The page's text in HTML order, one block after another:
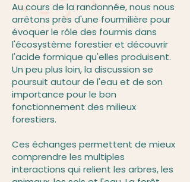
Au cours de la randonnée, nous nous
arrêtons près d'une fourmilière pour
évoquer le rôle des fourmis dans
l'écosystème forestier et découvrir
l'acide formique qu'elles produisent.
Un peu plus loin, la discussion se
poursuit autour de l'eau et de son
importance pour le bon
fonctionnement des milieux
forestiers.
Ces échanges permettent de mieux
comprendre les multiples
interactions qui relient les arbres, les